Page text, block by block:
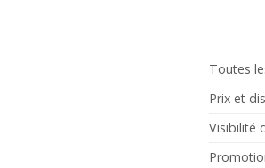
Toutes
Prix et
Visibilité